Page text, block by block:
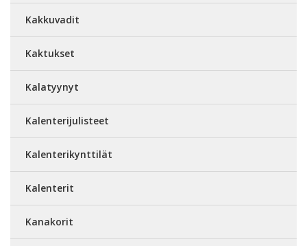
Kakkuvadit
Kaktukset
Kalatyynyt
Kalenterijulisteet
Kalenterikynttilät
Kalenterit
Kanakorit